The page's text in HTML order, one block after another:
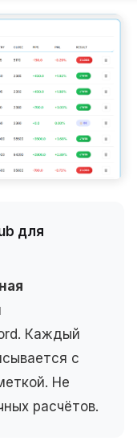
для
Каждый
с
Не
расчётов.